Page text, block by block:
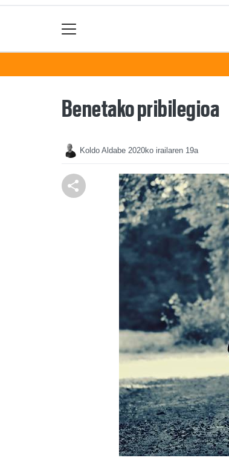
Benetako pribilegioa
Koldo Aldabe 2020ko irailaren 19a